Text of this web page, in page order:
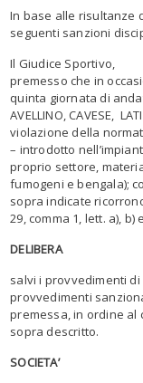
In base alle risultanze
seguenti sanzioni
Il Giudice Sportivo,
premesso che in
quinta giornata di
AVELLINO, CAVESE,
violazione della
– introdotto
proprio settore,
fumogeni e bengala);
sopra indicate
29, comma 1, lett. a), b)
DELIBERA
salvi i provvedimenti
provvedimenti
premessa, in ordine al
sopra descritto.
SOCIETA’